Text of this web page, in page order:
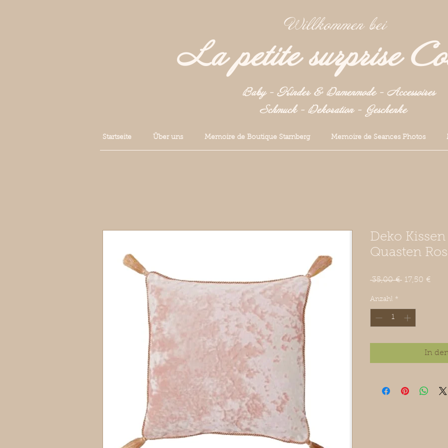
Willkommen bei
La petite surprise
Baby - Kinder & Damenmode - Accessoires
Schmuck - Dekoration - Geschenke
Startseite Über uns Memoire de Boutique Starnberg Memoire de Seances Photos
Deko
Quasten
35,00 € 17,50 €Sale-
Anzahl *
In